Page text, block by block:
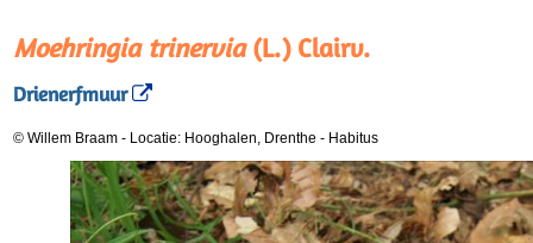
Moehringia trinervia(L.) Clairv.
Drienerfmuur
© Willem Braam - Locatie: Hooghalen, Drenthe - Habitus